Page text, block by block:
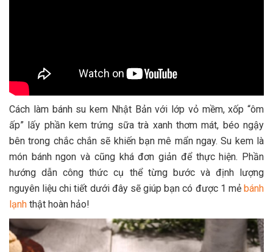
Cách làm bánh su kem Nhật Bản với lớp vỏ mềm, xốp “ôm
ấp” lấy phần kem trứng sữa trà xanh thơm mát, béo ngậy
bên trong chắc chắn sẽ khiến bạn mê mẩn ngay. Su kem là
món bánh ngon và cũng khá đơn giản để thực hiện. Phần
hướng dẫn công thức cụ thể từng bước và định lượng
nguyên liệu chi tiết dưới đây sẽ giúp bạn có được 1 mẻ bánh
lạnh thật hoàn hảo!